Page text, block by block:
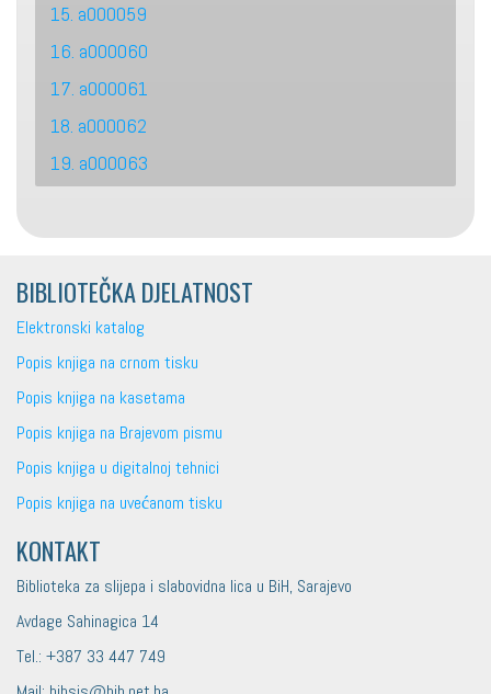
15. a000059
16. a000060
17. a000061
18. a000062
19. a000063
BIBLIOTEČKA DJELATNOST
Elektronski katalog
Popis knjiga na crnom tisku
Popis knjiga na kasetama
Popis knjiga na Brajevom pismu
Popis knjiga u digitalnoj tehnici
Popis knjiga na uvećanom tisku
KONTAKT
Biblioteka za slijepa i slabovidna lica u BiH, Sarajevo
Avdage Sahinagica 14
Tel.: +387 33 447 749